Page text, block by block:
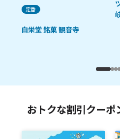
定番
白栄堂 銘菓 観音寺
おトクな割引クーポ